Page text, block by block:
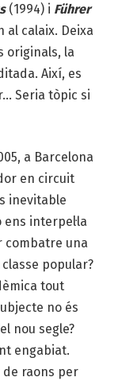
(1994) i Führer
al calaix. Deixa
originals, la
Així, es
Seria tòpic si
a Barcelona
en circuit
inevitable
interpel·la
combatre una
popular?
tout
no és
nou segle?
engabiat.
de raons per